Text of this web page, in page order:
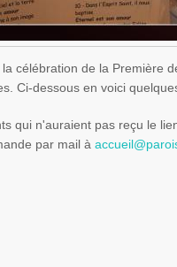
célébration de la Première
Ci-dessous en voici
qui n'auraient pas reçu le
par mail à